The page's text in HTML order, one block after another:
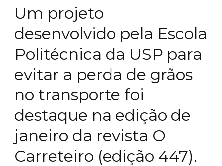
Um projeto
desenvolvido pela Escola
Politécnica da USP para
evitar a perda de grãos
no transporte foi
destaque na edição de
janeiro da revista O
Carreteiro (edição 447).